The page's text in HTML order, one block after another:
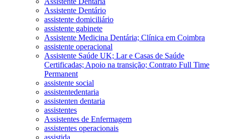
Assistente Dentário
assistente domiciliário
assistente gabinete
Assistente Medicina Dentária; Clínica em Coimbra
assistente operacional
Assistente Saúde UK; Lar e Casas de Saúde
Certificadas; Apoio na transição; Contrato Full Time
Permanent
assistente social
assistentedentaria
assistenten dentaria
assistentes
Assistentes de Enfermagem
assistentes operacionais
assistida